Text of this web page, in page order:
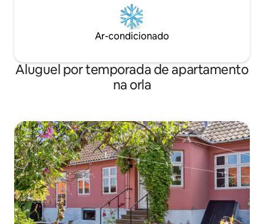
Ar-condicionado
Aluguel por temporada de apartamento
na orla